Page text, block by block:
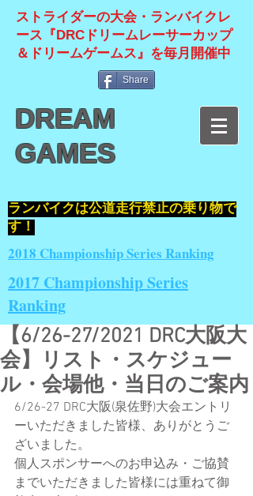
ストライダーの大会・ランバイクレ
ース『DRCドリームレーサーカップ
＆ドリームゲームス』を毎月開催中
Share
DREAM
GAMES
​ランバイクは公道走行禁止の乗り物で
す！
2018 Championship Series Ranking
2017 Championship Series
Ranking
【6/26-27/2021 DRC大阪大
会】リスト・スケジュー
ル・会場他・当日のご案内
6/26-27 DRC大阪(泉佐野)大会エントリ
ーいただきました皆様、ありがとうご
ざいました。
個人スポンサーへのお申込み・ご協賛
までいただきました皆様には重ねて御